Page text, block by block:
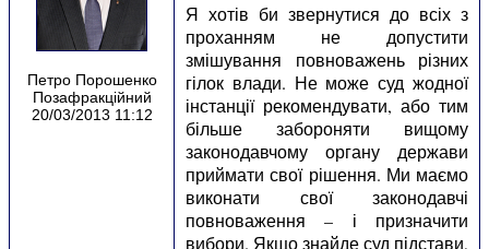
Петро Порошенко
Позафракційний
20/03/2013 11:12
Я хотів би звернутися до всіх з
проханням не допустити
змішування повноважень різних
гілок влади. Не може суд жодної
інстанції рекомендувати, або тим
більше забороняти вищому
законодавчому органу держави
приймати свої рішення. Ми маємо
виконати свої законодавчі
повноваження – і призначити
вибори. Якщо знайде суд підстави,